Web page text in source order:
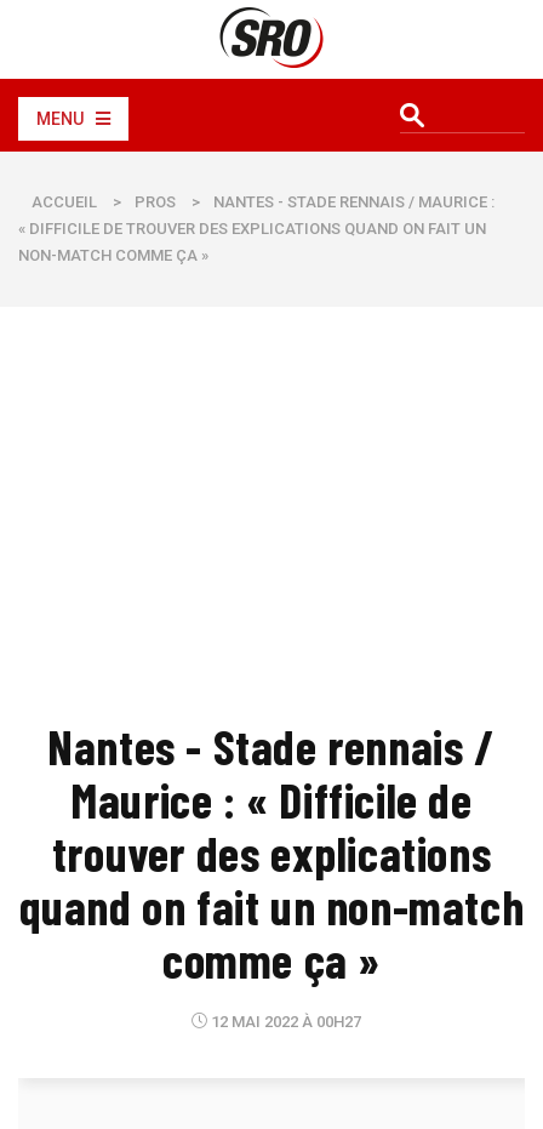
MENU
ACCUEIL > PROS >
NANTES - STADE RENNAIS / MAURICE :
« DIFFICILE DE TROUVER DES EXPLICATIONS QUAND ON FAIT UN
NON-MATCH COMME ÇA »
Nantes - Stade rennais /
Maurice : « Difficile de
trouver des explications
quand on fait un non-match
comme ça »
12 MAI 2022 À 00H27